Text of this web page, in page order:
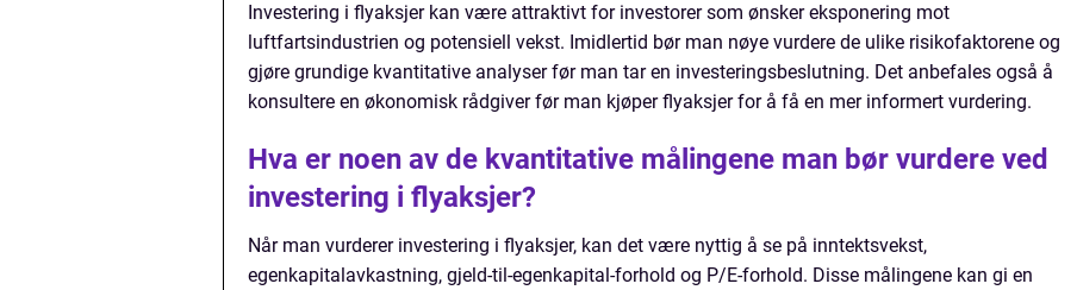
Investering i flyaksjer kan være attraktivt for investorer som ønsker eksponering mot
luftfartsindustrien og potensiell vekst. Imidlertid bør man nøye vurdere de ulike risikofaktorene og
gjøre grundige kvantitative analyser før man tar en investeringsbeslutning. Det anbefales også å
konsultere en økonomisk rådgiver før man kjøper flyaksjer for å få en mer informert vurdering.
Hva er noen av de kvantitative målingene man bør vurdere ved
investering i flyaksjer?
Når man vurderer investering i flyaksjer, kan det være nyttig å se på inntektsvekst,
egenkapitalavkastning, gjeld-til-egenkapital-forhold og P/E-forhold. Disse målingene kan gi en